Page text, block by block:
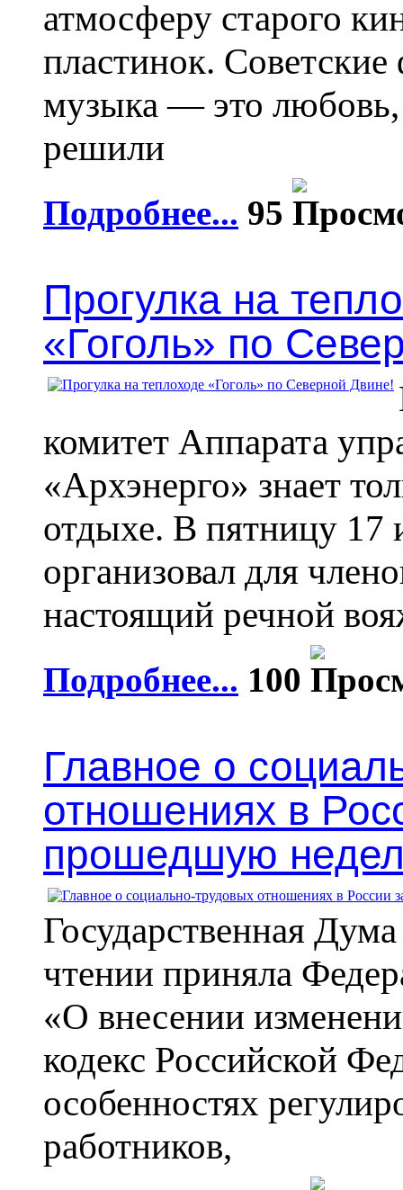
атмосферу старого
пластинок.
музыка — это
решили
Подробнее... 95
Прогулка на
«Гоголь» по
комитет Аппарата
«Архэнерго» знает
отдыхе. В пятницу
организовал для
настоящий речной
Подробнее... 100
Главное о
отношениях в
прошедшую
Государственная
чтении приняла
«О внесении
кодекс Российской
особенностях
работников,